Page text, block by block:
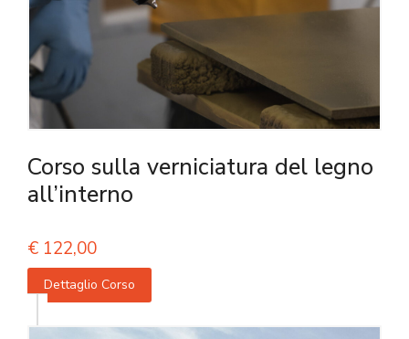
Corso sulla verniciatura del legno
all’interno
€ 122,00
Dettaglio Corso